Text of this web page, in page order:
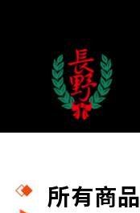
所有商品